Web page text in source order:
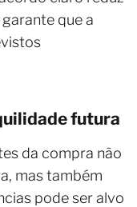
que a
futura
da compra não
mas também
pode ser alvo